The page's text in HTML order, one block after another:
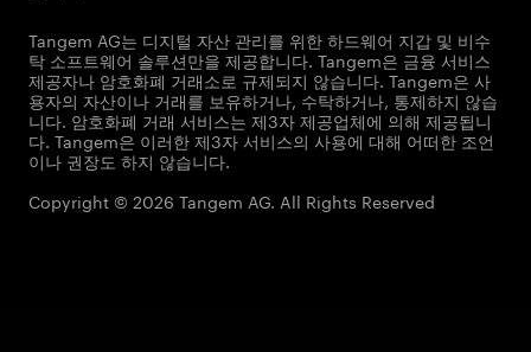
Tangem AG는 디지털 자산 관리를 위한 하드웨어 지갑 및 비수
탁 소프트웨어 솔루션만을 제공합니다. Tangem은 금융 서비스
제공자나 암호화폐 거래소로 규제되지 않습니다. Tangem은 사
용자의 자산이나 거래를 보유하거나, 수탁하거나, 통제하지 않습
니다. 암호화폐 거래 서비스는 제3자 제공업체에 의해 제공됩니
다. Tangem은 이러한 제3자 서비스의 사용에 대해 어떠한 조언
이나 권장도 하지 않습니다.